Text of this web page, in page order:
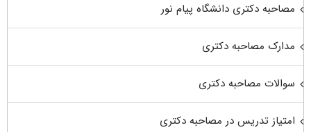
مصاحبه دکتری دانشگاه پیام نور
مدارک مصاحبه دکتری
سوالات مصاحبه دکتری
امتیاز تدریس در مصاحبه دکتری